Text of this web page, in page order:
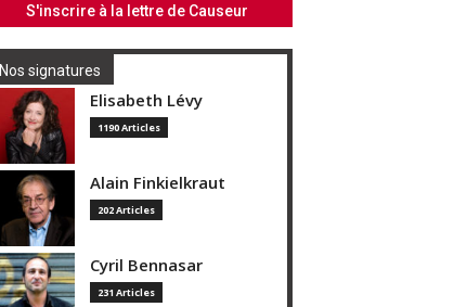
Nos signatures
Elisabeth Lévy
1190 Articles
Alain Finkielkraut
202 Articles
Cyril Bennasar
231 Articles